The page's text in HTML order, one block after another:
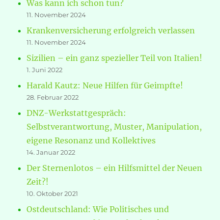
Was kann ich schon tun?
11. November 2024
Krankenversicherung erfolgreich verlassen
11. November 2024
Sizilien – ein ganz spezieller Teil von Italien!
1. Juni 2022
Harald Kautz: Neue Hilfen für Geimpfte!
28. Februar 2022
DNZ-Werkstattgespräch:
Selbstverantwortung, Muster, Manipulation,
eigene Resonanz und Kollektives
14. Januar 2022
Der Sternenlotos – ein Hilfsmittel der Neuen
Zeit?!
10. Oktober 2021
Ostdeutschland: Wie Politisches und